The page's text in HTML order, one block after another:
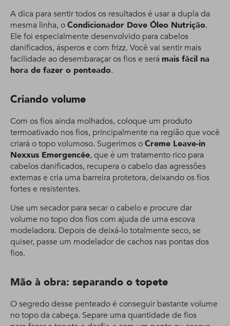
A dica para sentir todos os resultados é usar a dupla da
mesma linha, oCondicionador Dove Óleo Nutrição.
Ele foi especialmente desenvolvido para cabelos
danificados, ásperos e com frizz. Você vai sentir mais
facilidade ao desembaraçar os fios e será mais fácil na
hora de fazer o penteado.
Criando volume
Com os fios ainda molhados, coloque um produto
termoativado nos fios, principalmente na região que você
criará o topo volumoso. Sugerimos oCreme Leave-in
Nexxus Emergencée, que é um tratamento rico para
cabelos danificados, recupera o cabelo das agressões
externas e cria uma barreira protetora, deixando os fios
fortes e resistentes.
Use um secador para secar o cabelo e procure dar
volume no topo dos fios com ajuda de uma escova
modeladora. Depois de deixá-lo totalmente seco, se
quiser, passe um modelador de cachos nas pontas dos
fios.
Mão à obra: separando o topete
O segredo desse penteado é conseguir bastante volume
no topo da cabeça. Separe uma quantidade de fios